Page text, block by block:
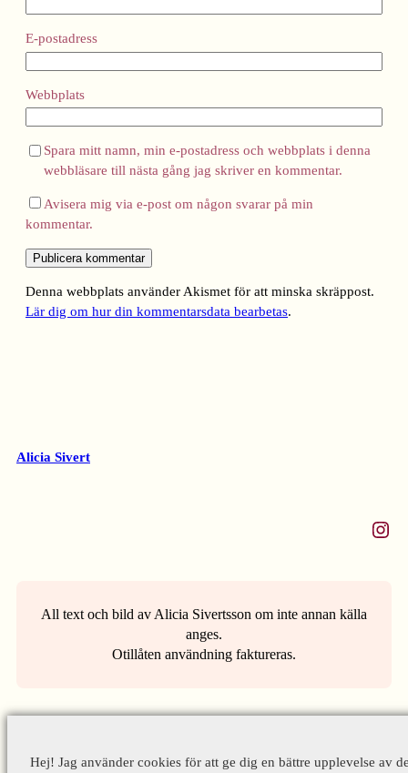
E-postadress
Webbplats
Spara mitt namn, min e-postadress och webbplats i denna
webbläsare till nästa gång jag skriver en kommentar.
Avisera mig via e-post om någon svarar på min
kommentar.
Denna webbplats använder Akismet för att minska skräppost.
Lär dig om hur din kommentarsdata bearbetas.
Alicia Sivert
Instagram
All text och bild av Alicia Sivertsson om inte annan källa
anges.
Otillåten användning faktureras.
Hej! Jag använder cookies för att ge dig en bättre upplevelse av